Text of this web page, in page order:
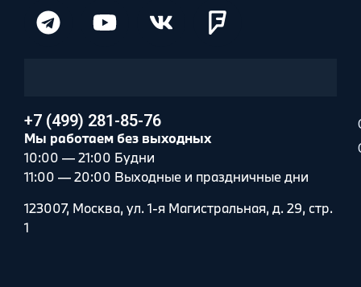
+7 (499) 281-85-76
Мы работаем без выходных
10:00 — 21:00 Будни
11:00 — 20:00 Выходные и праздничные дни
123007, Москва, ул. 1-я Магистральная, д. 29, стр.
1